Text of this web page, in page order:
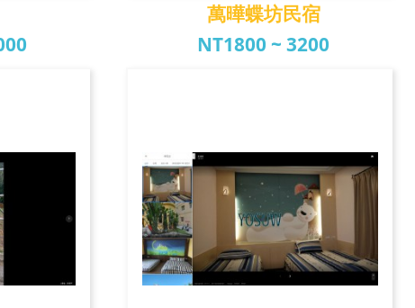
萬曄蝶坊民宿
NT1800 ~ 3200